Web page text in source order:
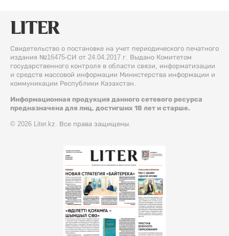
Свидетельство о постановке на учет периодического печатного
издания №16475-СИ от 24.04.2017 г. Выдано Комитетом
государственного контроля в области связи, информатизации
и средств массовой информации Министерства информации и
коммуникации Республики Казахстан.
Информационная продукция данного сетевого ресурса
предназначена для лиц, достигших 18 лет и старше.
© 2026 Liter.kz. Все права защищены.